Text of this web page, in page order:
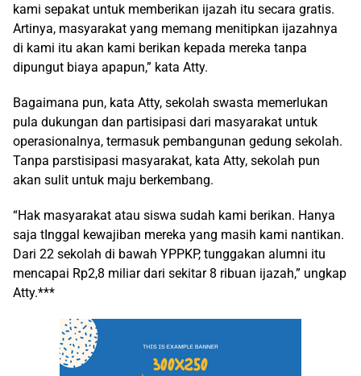
kami sepakat untuk memberikan ijazah itu secara gratis.
Artinya, masyarakat yang memang menitipkan ijazahnya
di kami itu akan kami berikan kepada mereka tanpa
dipungut biaya apapun,” kata Atty.
Bagaimana pun, kata Atty, sekolah swasta memerlukan
pula dukungan dan partisipasi dari masyarakat untuk
operasionalnya, termasuk pembangunan gedung sekolah.
Tanpa parstisipasi masyarakat, kata Atty, sekolah pun
akan sulit untuk maju berkembang.
“Hak masyarakat atau siswa sudah kami berikan. Hanya
saja tInggal kewajiban mereka yang masih kami nantikan.
Dari 22 sekolah di bawah YPPKP, tunggakan alumni itu
mencapai Rp2,8 miliar dari sekitar 8 ribuan ijazah,” ungkap
Atty.***